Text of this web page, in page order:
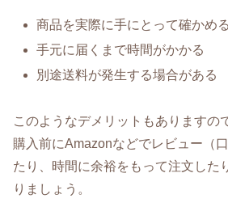
商品を実際に手にとって確かめ
手元に届くまで時間がかかる
別途送料が発生する場合がある
このようなデメリットもありますの
購入前にAmazonなどでレビュー（
たり、時間に余裕をもって注文した
りましょう。